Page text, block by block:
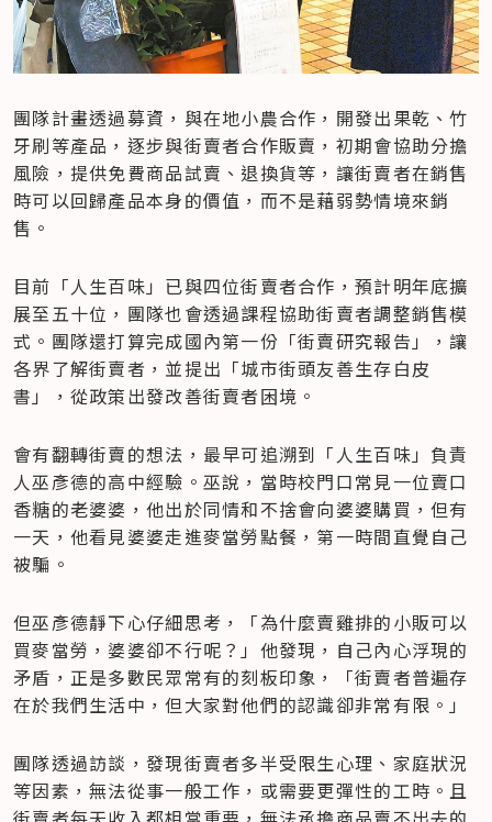
團隊計畫透過募資，與在地小農合作，開發出果乾、竹
牙刷等產品，逐步與街賣者合作販賣，初期會協助分擔
風險，提供免費商品試賣、退換貨等，讓街賣者在銷售
時可以回歸產品本身的價值，而不是藉弱勢情境來銷
售。
目前「人生百味」已與四位街賣者合作，預計明年底擴
展至五十位，團隊也會透過課程協助街賣者調整銷售模
式。團隊還打算完成國內第一份「街賣研究報告」，讓
各界了解街賣者，並提出「城市街頭友善生存白皮
書」，從政策出發改善街賣者困境。
會有翻轉街賣的想法，最早可追溯到「人生百味」負責
人巫彥德的高中經驗。巫說，當時校門口常見一位賣口
香糖的老婆婆，他出於同情和不捨會向婆婆購買，但有
一天，他看見婆婆走進麥當勞點餐，第一時間直覺自己
被騙。
但巫彥德靜下心仔細思考，「為什麼賣雞排的小販可以
買麥當勞，婆婆卻不行呢？」他發現，自己內心浮現的
矛盾，正是多數民眾常有的刻板印象，「街賣者普遍存
在於我們生活中，但大家對他們的認識卻非常有限。」
團隊透過訪談，發現街賣者多半受限生心理、家庭狀況
等因素，無法從事一般工作，或需要更彈性的工時。且